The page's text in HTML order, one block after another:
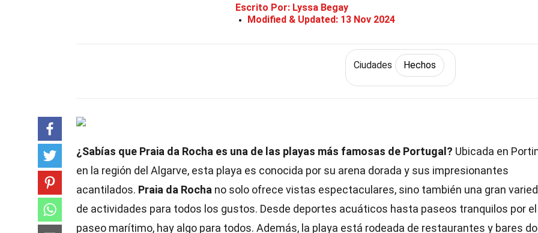
Escrito Por: Lyssa Begay
Modified & Updated: 13 Nov 2024
Ciudades Hechos
¿Sabías que Praia da Rocha es una de las playas más famosas de Portugal? Ubicada en
en la región del Algarve, esta playa es conocida por su arena dorada y sus impresionantes
acantilados. Praia da Rocha no solo ofrece vistas espectaculares, sino también una gran
de actividades para todos los gustos. Desde deportes acuáticos hasta paseos tranquilos por el
paseo marítimo, hay algo para todos. Además, la playa está rodeada de restaurantes y bares